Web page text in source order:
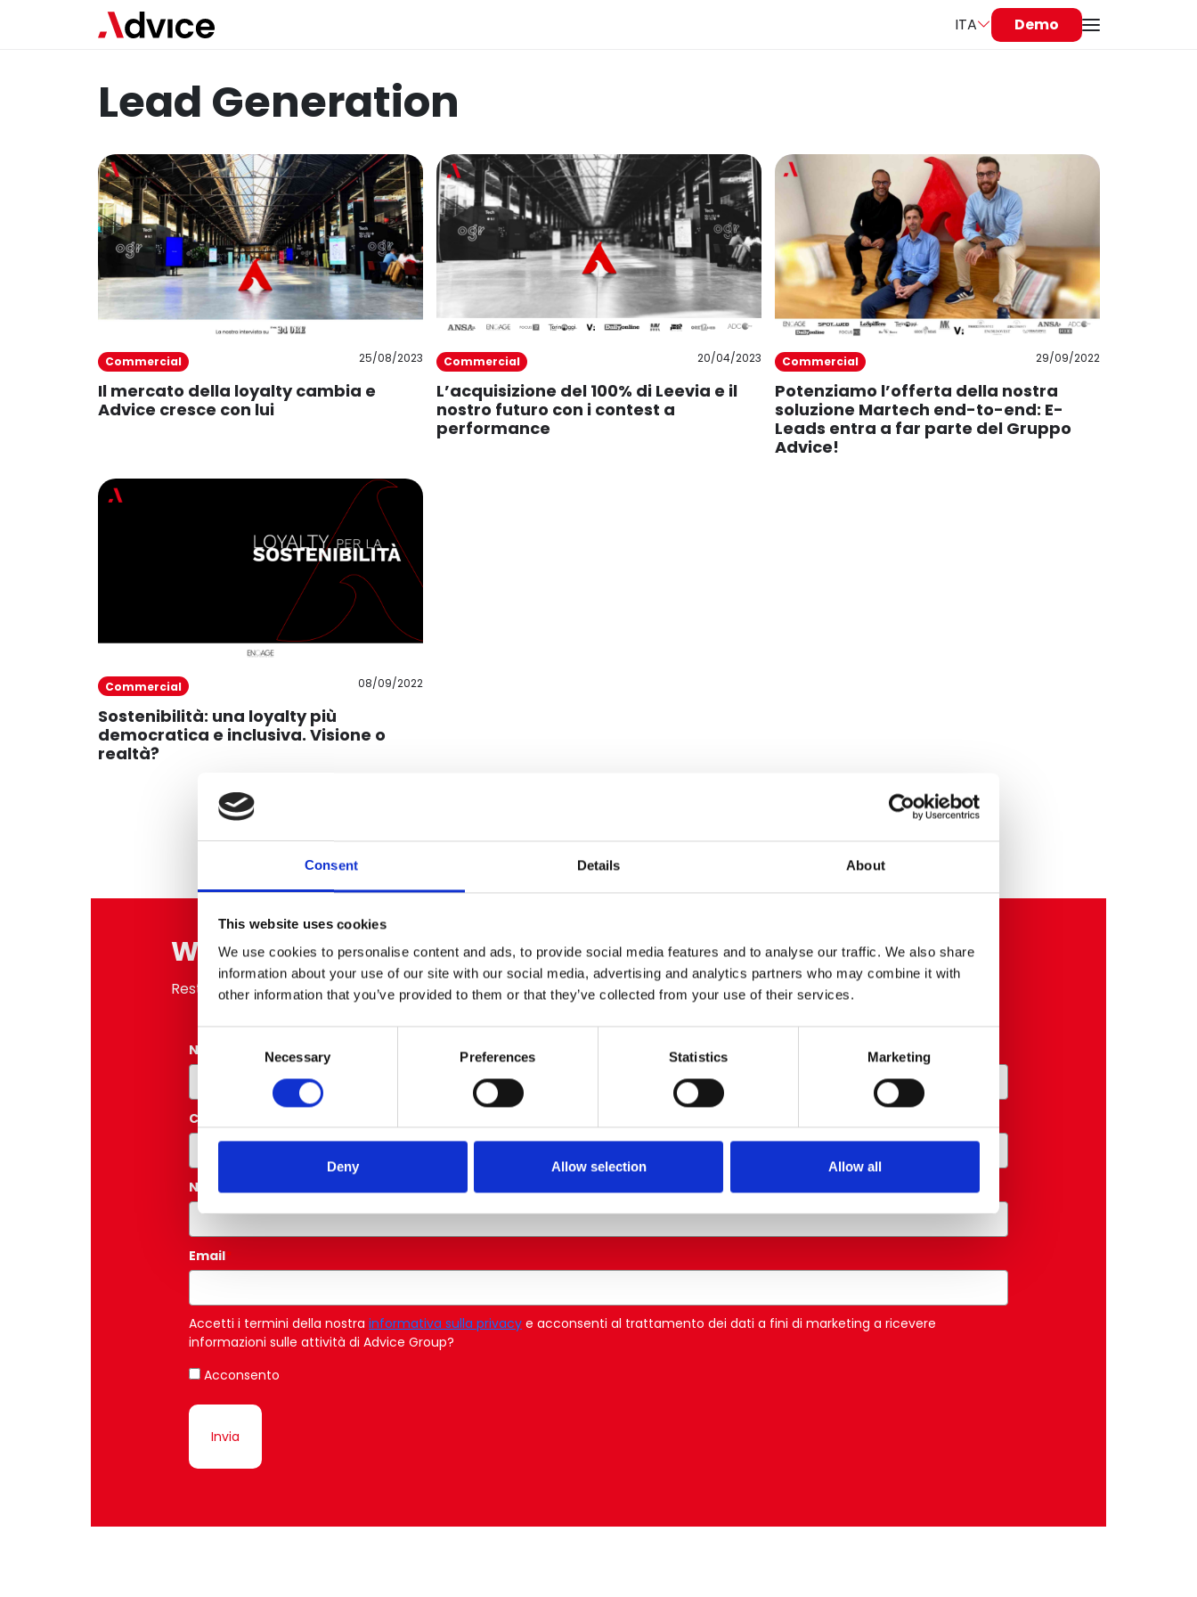
Consent Details About
This website uses cookies
We use cookies to personalise content and ads, to provide social media features and to analyse our traffic. We also share
information about your use of our site with our social media, advertising and analytics partners who may combine it with
other information that you’ve provided to them or that they’ve collected from your use of their services.
Selection
Necessary Preferences Statistics Marketing
Deny Allow selection Allow all
ITA Demo
Lead Generation
Commercial 25/08/2023
Il mercato della loyalty cambia e
Advice cresce con lui
Commercial 20/04/2023
L’acquisizione del 100% di Leevia e il
nostro futuro con i contest a
performance
Commercial 29/09/2022
Potenziamo l’offerta della nostra
soluzione Martech end-to-end: E-
Leads entra a far parte del Gruppo
Advice!
Commercial 08/09/2022
Sostenibilità: una loyalty più
democratica e inclusiva. Visione o
realtà?
We'd love to keep in touch
Restiamo in contatto! Iscriviti alla nostra newsletter per ricevere le ultime novità del mondo loyalty.
Nome
Cognome
Nome Azienda
Email*
Accetti i termini della nostra informativa sulla privacy e acconsenti al trattamento dei dati a fini di marketing a ricevere
informazioni sulle attività di Advice Group?
Acconsento
Invia